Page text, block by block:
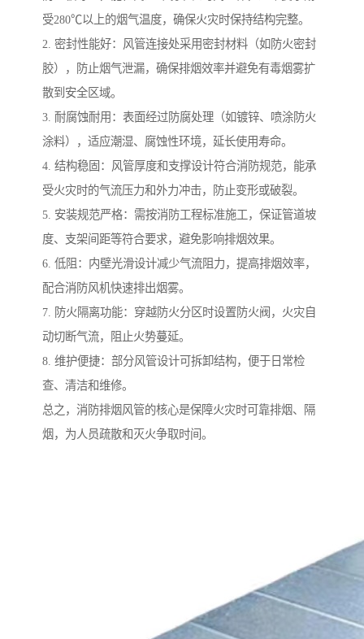
受280℃以上的烟气温度，确保火灾时保持结构完整。
2. 密封性能好：风管连接处采用密封材料（如防火密封
胶），防止烟气泄漏，确保排烟效率并避免有毒烟雾扩
散到安全区域。
3. 耐腐蚀耐用：表面经过防腐处理（如镀锌、喷涂防火
涂料），适应潮湿、腐蚀性环境，延长使用寿命。
4. 结构稳固：风管厚度和支撑设计符合消防规范，能承
受火灾时的气流压力和外力冲击，防止变形或破裂。
5. 安装规范严格：需按消防工程标准施工，保证管道坡
度、支架间距等符合要求，避免影响排烟效果。
6. 低阻：内壁光滑设计减少气流阻力，提高排烟效率，
配合消防风机快速排出烟雾。
7. 防火隔离功能：穿越防火分区时设置防火阀，火灾自
动切断气流，阻止火势蔓延。
8. 维护便捷：部分风管设计可拆卸结构，便于日常检
查、清洁和维修。
总之，消防排烟风管的核心是保障火灾时可靠排烟、隔
烟，为人员疏散和灭火争取时间。